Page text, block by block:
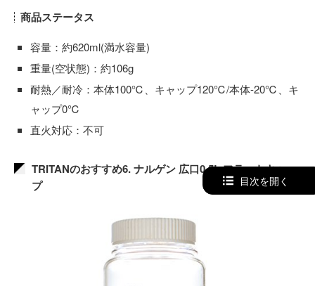
商品ステータス
容量：約620ml(満水容量)
重量(空状態)：約106g
耐熱／耐冷：本体100℃、キャップ120℃/本体-20℃、キ
ャップ0℃
直火対応：不可
TRITANのおすすめ6. ナルゲン 広口0.5L フラットキャッ
プ
目次を開く